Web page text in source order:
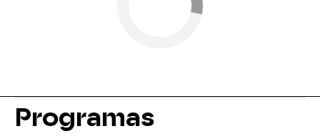
Programas